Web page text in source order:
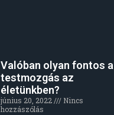
Valóban olyan fontos a
testmozgás az
életünkben?
június 20, 2022
Nincs
hozzászólás